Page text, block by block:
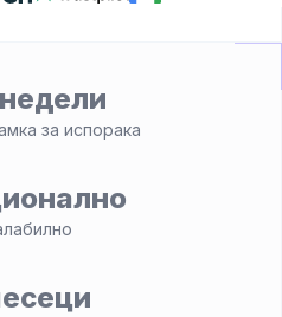
за испорака